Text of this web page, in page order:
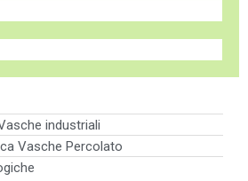
industriali
Vasche Percolato